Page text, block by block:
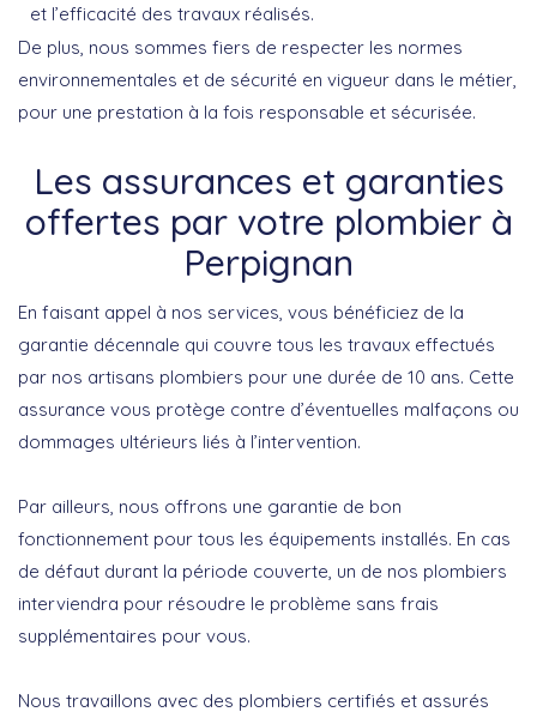
et l’efficacité des travaux réalisés.
De plus, nous sommes fiers de respecter les normes
environnementales et de sécurité en vigueur dans le métier,
pour une prestation à la fois responsable et sécurisée.
Les assurances et garanties
offertes par votre plombier à
Perpignan
En faisant appel à nos services, vous bénéficiez de la
garantie décennale qui couvre tous les travaux effectués
par nos artisans plombiers pour une durée de 10 ans. Cette
assurance vous protège contre d’éventuelles malfaçons ou
dommages ultérieurs liés à l’intervention.
Par ailleurs, nous offrons une garantie de bon
fonctionnement pour tous les équipements installés. En cas
de défaut durant la période couverte, un de nos plombiers
interviendra pour résoudre le problème sans frais
supplémentaires pour vous.
Nous travaillons avec des plombiers certifiés et assurés